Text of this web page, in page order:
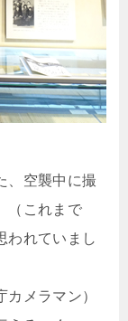
、空襲中に撮
（これまで
われていまし
メラマン）